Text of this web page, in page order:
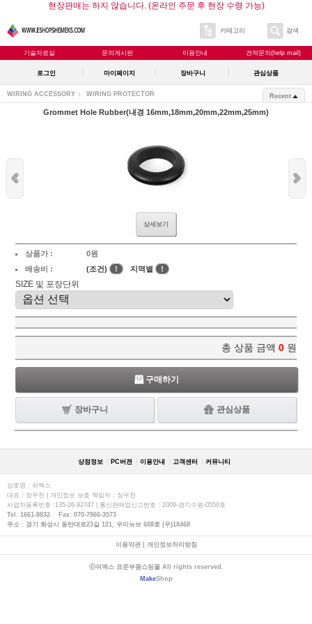
현장판매는 하지 않습니다. (온라인 주문 후 현장 수령 가능)
카테고리 검색
기술자료실 문의게시판 이용안내 견적문의(help mail)
로그인 마이페이지 장바구니 관심상품
WIRING ACCESSORY WIRING PROTECTOR Recent
Grommet Hole Rubber(내경 16mm,18mm,20mm,22mm,25mm)
상세보기
상품가 :
0원
배송비 :
(조건) ! 지역별 !
SIZE 및 포장단위
총 상품 금액 0 원
구매하기
장바구니 관심상품
상점정보 PC버젼 이용안내 고객센터 커뮤니티
상호명 : 쉬멕스
대표 : 장우천 | 개인정보 보호 책임자 : 장우천
사업자등록번호 :135-26-92747 | 통신판매업신고번호 : 2009-경기수원-0550호
Tel: 1661-8832 Fax: 070-7966-3573
주소 : 경기 화성시 동탄대로23길 121, 우미뉴브 608호 (우)18468
이용약관| 개인정보처리방침
ⓒ쉬멕스 표준부품쇼핑몰 All rights reserved.
MakeShop